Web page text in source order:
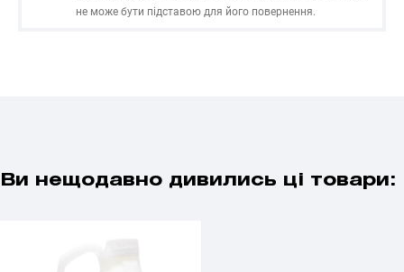
не може бути підставою для його повернення.
Ви нещодавно дивились ці товари: